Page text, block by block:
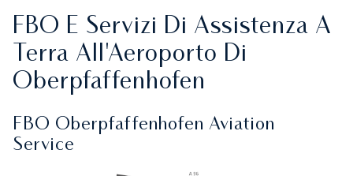
FBO E Servizi Di Assistenza A
Terra All'Aeroporto Di
Oberpfaffenhofen
FBO Oberpfaffenhofen Aviation
Service